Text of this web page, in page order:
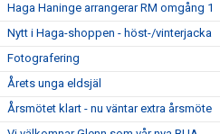
Haga Haninge arrangerar RM omgång 1
Nytt i Haga-shoppen - höst-/vinterjacka
Fotografering
Årets unga eldsjäl
Årsmötet klart - nu väntar extra årsmöte